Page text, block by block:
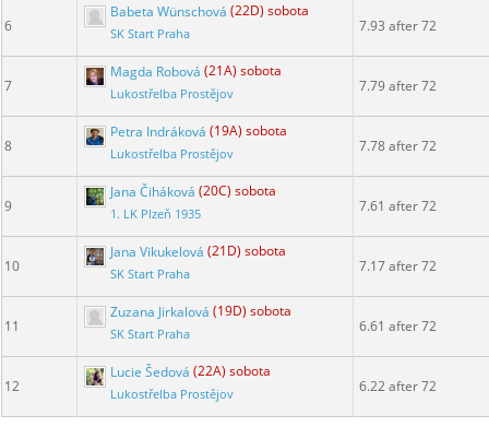
6
Babeta Wünschová (22D) sobota
SK Start Praha 7.93 after 72
7
Magda Robová (21A) sobota
Lukostřelba Prostějov 7.79 after 72
8
Petra Indráková (19A) sobota
Lukostřelba Prostějov 7.78 after 72
9
Jana Čiháková (20C) sobota
1. LK Plzeň 1935 7.61 after 72
10
Jana Vikukelová (21D) sobota
SK Start Praha 7.17 after 72
11
Zuzana Jirkalová (19D) sobota
SK Start Praha 6.61 after 72
12
Lucie Šedová (22A) sobota
Lukostřelba Prostějov 6.22 after 72